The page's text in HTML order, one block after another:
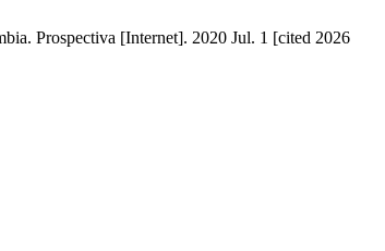
Prospectiva [Internet]. 2020 Jul. 1 [cited 2026